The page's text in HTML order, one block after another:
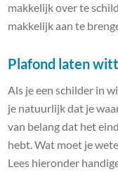
makkelijk over te
makkelijk aan te
Plafond laten
Als je een schilder in
je natuurlijk dat je
van belang dat het
hebt. Wat moet je
Lees hieronder